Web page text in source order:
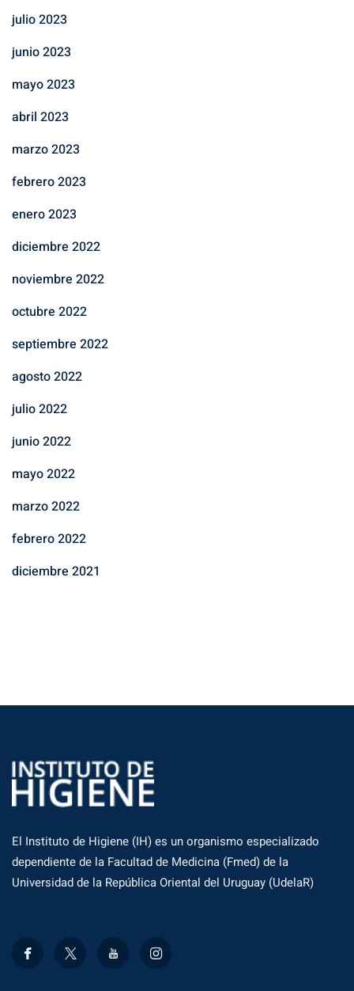
julio 2023
junio 2023
mayo 2023
abril 2023
marzo 2023
febrero 2023
enero 2023
diciembre 2022
noviembre 2022
octubre 2022
septiembre 2022
agosto 2022
julio 2022
junio 2022
mayo 2022
marzo 2022
febrero 2022
diciembre 2021
El Instituto de Higiene (IH) es un organismo especializado
dependiente de la Facultad de Medicina (Fmed) de la
Universidad de la República Oriental del Uruguay (UdelaR)